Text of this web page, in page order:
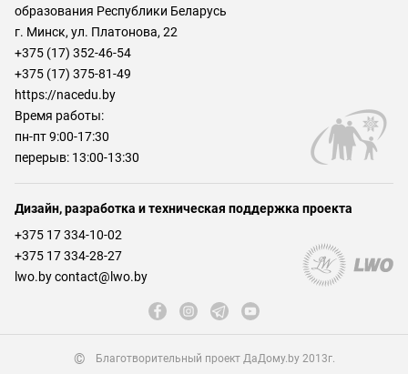
образования Республики Беларусь
г. Минск, ул. Платонова, 22
+375 (17) 352-46-54
+375 (17) 375-81-49
https://nacedu.by
Время работы:
пн-пт 9:00-17:30
перерыв: 13:00-13:30
Дизайн, разработка и техническая поддержка проекта
+375 17 334-10-02
+375 17 334-28-27
lwo.by contact@lwo.by
© Благотворительный проект ДаДому.by 2013г.